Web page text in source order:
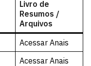
Livro de
Resumos /
Arquivos
Acessar Anais
Acessar Anais